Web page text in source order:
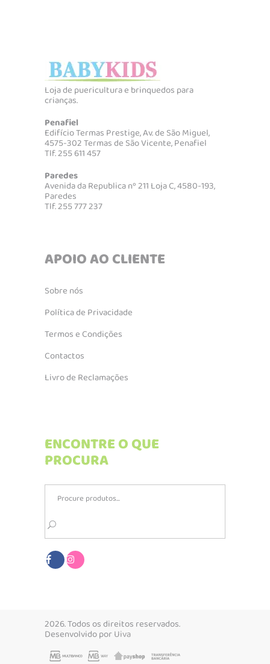
Loja de puericultura e brinquedos para
crianças.
Penafiel
Edifício Termas Prestige, Av. de São Miguel,
4575-302 Termas de São Vicente, Penafiel
Tlf. 255 611 457
Paredes
Avenida da Republica nº 211 Loja C, 4580-193,
Paredes
Tlf. 255 777 237
APOIO AO CLIENTE
Sobre nós
Política de Privacidade
Termos e Condições
Contactos
Livro de Reclamações
ENCONTRE O QUE
PROCURA
2026. Todos os direitos reservados.
Desenvolvido porUiva